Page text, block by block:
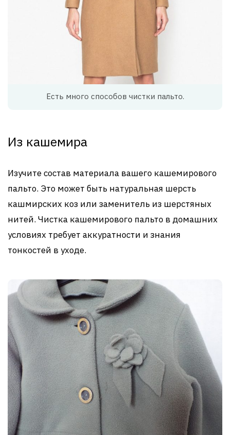
Есть много способов чистки пальто.
Из кашемира
Изучите состав материала вашего кашемирового
пальто. Это может быть натуральная шерсть
кашмирских коз или заменитель из шерстяных
нитей. Чистка кашемирового пальто в домашних
условиях требует аккуратности и знания
тонкостей в уходе.